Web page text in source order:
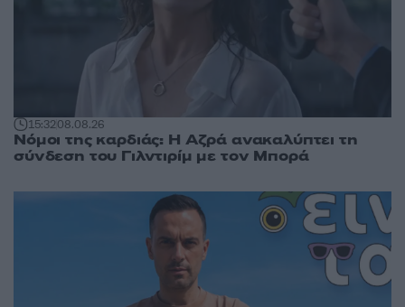
15:3208.08.26
Νόμοι της καρδιάς: Η Αζρά ανακαλύπτει τη
σύνδεση του Γιλντιρίμ με τον Μπορά